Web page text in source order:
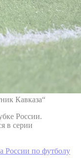
Кавказа“
России.
в серии
России по футболу